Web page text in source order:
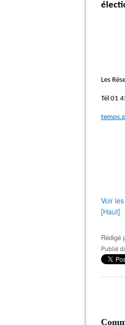
Les
Tél 01
Voir
[Haut]
Rédigé
Publié